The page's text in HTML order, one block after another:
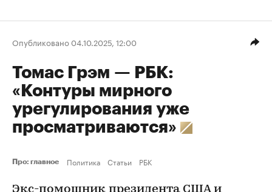
Опубликовано 04.10.2025, 12:00
Томас Грэм — РБК:
«Контуры мирного
урегулирования уже
просматриваются»
Про: главное Политика Статьи РБК
Экс-помощник президента США и